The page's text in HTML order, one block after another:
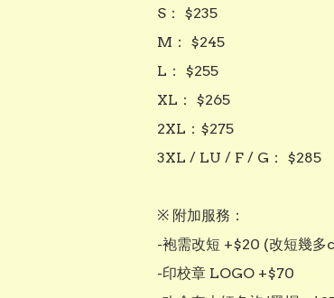
S： $235
M： $245
L： $255
XL： $265
2XL：$275
3XL / LU / F / G： $285
※ 附加服務：
-袍需改短 +$20 (改短幾
-印校章 LOGO +$70